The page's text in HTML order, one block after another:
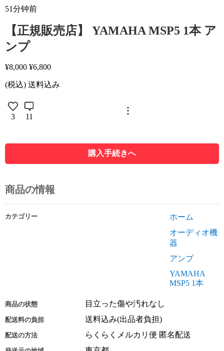
51分钟前
【正規販売店】 YAMAHA MSP5 1本 ア
ンプ
¥8,000 ¥6,800
(税込) 送料込み
3 11
購入手続きへ
商品の情報
カテゴリー
ホーム
オーディオ機
器
アンプ
YAMAHA
MSP5 1本
商品の状態 目立った傷や汚れなし
配送料の負担 送料込み(出品者負担)
配送の方法 らくらくメルカリ便 匿名配送